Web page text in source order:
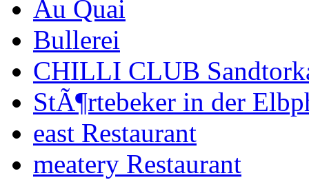
Au Quai
Bullerei
CHILLI CLUB
StÃ¶rtebeker in der
east Restaurant
meatery Restaurant